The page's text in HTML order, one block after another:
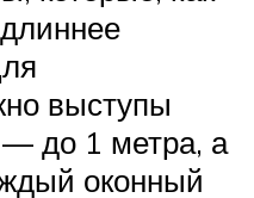
выступы
до 1 метра, а
оконный